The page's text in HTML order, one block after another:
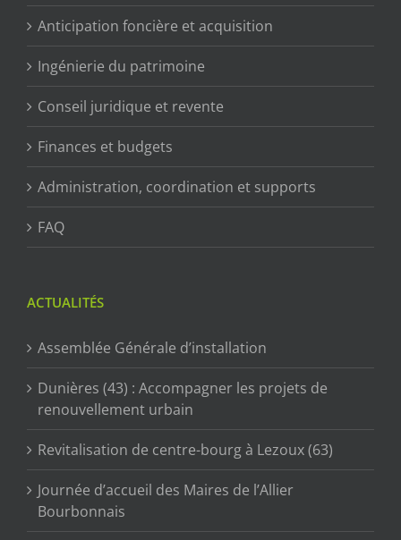
Anticipation foncière et acquisition
Ingénierie du patrimoine
Conseil juridique et revente
Finances et budgets
Administration, coordination et supports
FAQ
ACTUALITÉS
Assemblée Générale d’installation
Dunières (43) : Accompagner les projets de
renouvellement urbain
Revitalisation de centre-bourg à Lezoux (63)
Journée d’accueil des Maires de l’Allier
Bourbonnais